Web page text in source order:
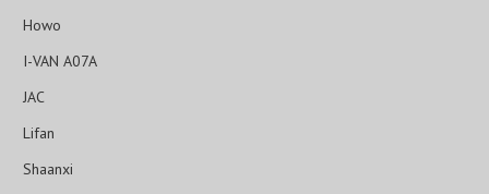
Howo
I-VAN A07A
JAC
Lifan
Shaanxi